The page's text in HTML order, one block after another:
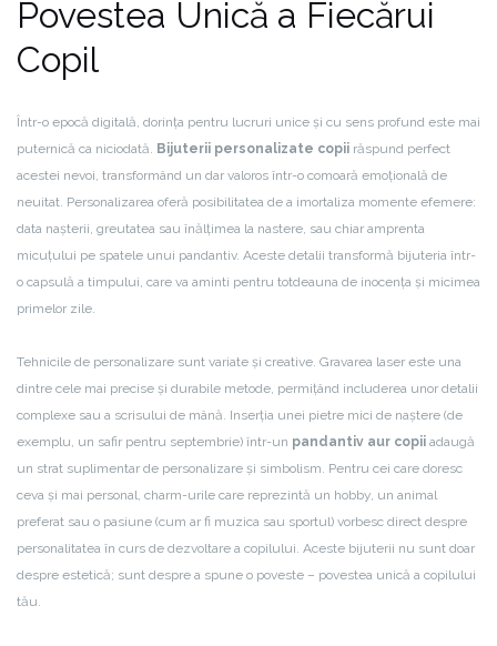
Povestea Unică a Fiecărui
Copil
Într-o epocă digitală, dorința pentru lucruri unice și cu sens profund este mai
puternică ca niciodată. Bijuterii personalizate copii răspund perfect
acestei nevoi, transformând un dar valoros într-o comoară emoțională de
neuitat. Personalizarea oferă posibilitatea de a imortaliza momente efemere:
data nașterii, greutatea sau înălțimea la nastere, sau chiar amprenta
micuțului pe spatele unui pandantiv. Aceste detalii transformă bijuteria într-
o capsulă a timpului, care va aminti pentru totdeauna de inocența și micimea
primelor zile.
Tehnicile de personalizare sunt variate și creative. Gravarea laser este una
dintre cele mai precise și durabile metode, permițând includerea unor detalii
complexe sau a scrisului de mână. Inserția unei pietre mici de naștere (de
exemplu, un safir pentru septembrie) într-un pandantiv aur copii adaugă
un strat suplimentar de personalizare și simbolism. Pentru cei care doresc
ceva și mai personal, charm-urile care reprezintă un hobby, un animal
preferat sau o pasiune (cum ar fi muzica sau sportul) vorbesc direct despre
personalitatea în curs de dezvoltare a copilului. Aceste bijuterii nu sunt doar
despre estetică; sunt despre a spune o poveste – povestea unică a copilului
tău.